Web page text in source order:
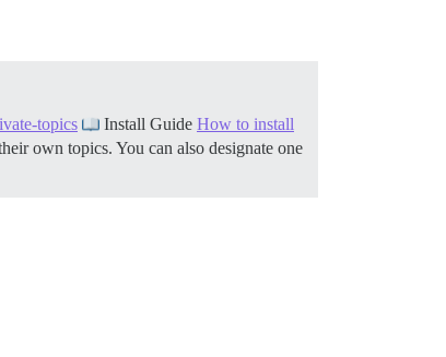
topics Install Guide How to install
own topics. You can also designate one